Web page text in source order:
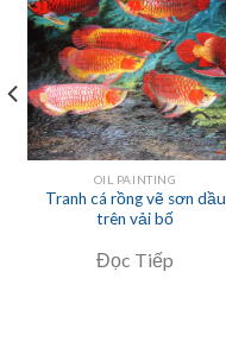
OIL PAINTING
Tranh cá rồng vẽ sơn dầu
trên vải bố
Đọc Tiếp